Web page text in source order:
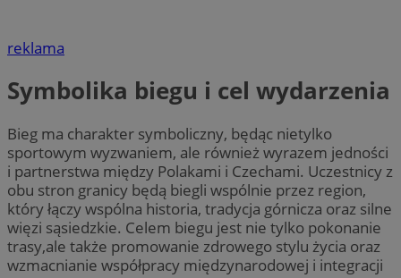
reklama
Symbolika biegu i cel wydarzenia
Bieg ma charakter symboliczny, będąc nietylko
sportowym wyzwaniem, ale również wyrazem jedności
i partnerstwa między Polakami i Czechami. Uczestnicy z
obu stron granicy będą biegli wspólnie przez region,
który łączy wspólna historia, tradycja górnicza oraz silne
więzi sąsiedzkie. Celem biegu jest nie tylko pokonanie
trasy,ale także promowanie zdrowego stylu życia oraz
wzmacnianie współpracy międzynarodowej i integracji